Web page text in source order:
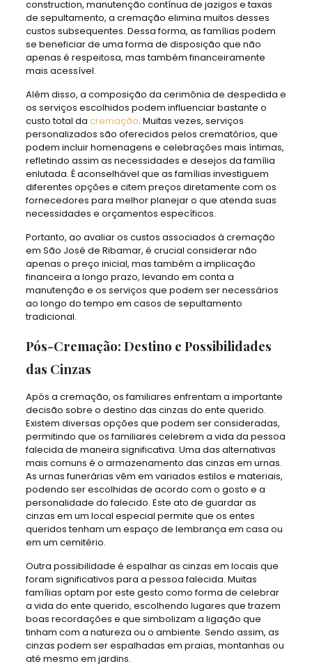
construction, manutenção contínua de jazigos e taxas
de sepultamento, a cremação elimina muitos desses
custos subsequentes. Dessa forma, as famílias podem
se beneficiar de uma forma de disposição que não
apenas é respeitosa, mas também financeiramente
mais acessível.
Além disso, a composição da cerimônia de despedida e
os serviços escolhidos podem influenciar bastante o
custo total da cremação. Muitas vezes, serviços
personalizados são oferecidos pelos crematórios, que
podem incluir homenagens e celebrações mais íntimas,
refletindo assim as necessidades e desejos da família
enlutada. É aconselhável que as famílias investiguem
diferentes opções e citem preços diretamente com os
fornecedores para melhor planejar o que atenda suas
necessidades e orçamentos específicos.
Portanto, ao avaliar os custos associados à cremação
em São José de Ribamar, é crucial considerar não
apenas o preço inicial, mas também a implicação
financeira a longo prazo, levando em conta a
manutenção e os serviços que podem ser necessários
ao longo do tempo em casos de sepultamento
tradicional.
Pós-Cremação: Destino e Possibilidades
das Cinzas
Após a cremação, os familiares enfrentam a importante
decisão sobre o destino das cinzas do ente querido.
Existem diversas opções que podem ser consideradas,
permitindo que os familiares celebrem a vida da pessoa
falecida de maneira significativa. Uma das alternativas
mais comuns é o armazenamento das cinzas em urnas.
As urnas funerárias vêm em variados estilos e materiais,
podendo ser escolhidas de acordo com o gosto e a
personalidade do falecido. Este ato de guardar as
cinzas em um local especial permite que os entes
queridos tenham um espaço de lembrança em casa ou
em um cemitério.
Outra possibilidade é espalhar as cinzas em locais que
foram significativos para a pessoa falecida. Muitas
famílias optam por este gesto como forma de celebrar
a vida do ente querido, escolhendo lugares que trazem
boas recordações e que simbolizam a ligação que
tinham com a natureza ou o ambiente. Sendo assim, as
cinzas podem ser espalhadas em praias, montanhas ou
até mesmo em jardins.